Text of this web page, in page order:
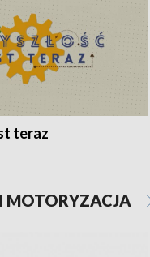
teraz
MOTORYZACJA